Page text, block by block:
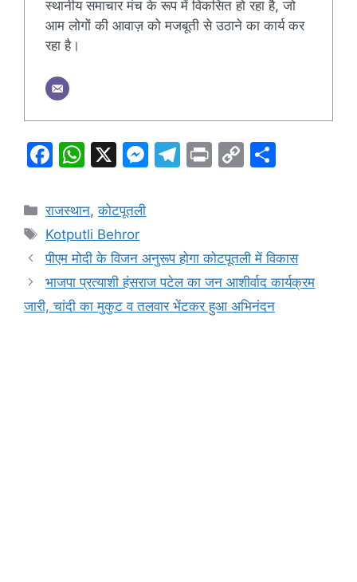
स्थानीय समाचार मंच के रूप में विकसित हो रहा है, जो
आम लोगों की आवाज़ को मजबूती से उठाने का कार्य कर
रहा है।
F
c
e
b
o
o
W
at
s
A
p
p
X
M
e
n
g
T
a
m
Pr C
Li
n
k
Categories
राजस्थान,कोटपूतली
Tags
Kotputli Behror
पीएम मोदी के विजन अनुरूप होगा कोटपूतली में विकास
भाजपा प्रत्याशी हंसराज पटेल का जन आशीर्वाद कार्यक्रम
जारी, चांदी का मुकुट व तलवार भेंटकर हुआ अभिनंदन